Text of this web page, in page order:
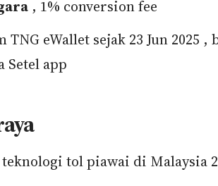
, 1% conversion fee
TNG eWallet sejak 23 Jun 2025 ,
Setel app
tol piawai di Malaysia